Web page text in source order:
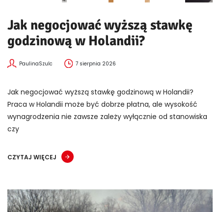
Jak negocjować wyższą stawkę
godzinową w Holandii?
PaulinaSzulc 7 sierpnia 2026
Jak negocjować wyższą stawkę godzinową w Holandii?
Praca w Holandii może być dobrze płatna, ale wysokość
wynagrodzenia nie zawsze zależy wyłącznie od stanowiska
czy
CZYTAJ WIĘCEJ